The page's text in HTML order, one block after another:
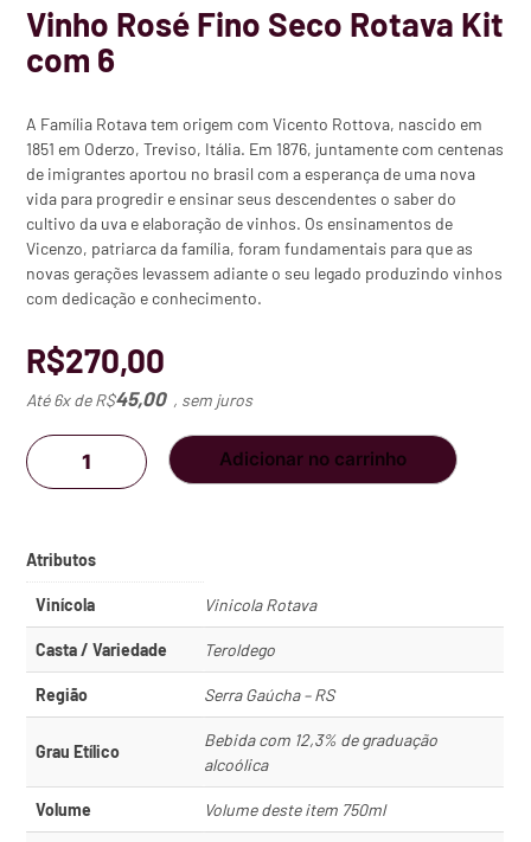
Vinho Rosé Fino Seco Rotava Kit
com 6
R$270,00
Até 6x deR$45,00 , sem juros
A Família Rotava tem origem com Vicento Rottova, nascido em
1851 em Oderzo, Treviso, Itália. Em 1876, juntamente com centenas
de imigrantes aportou no brasil com a esperança de uma nova
vida para progredir e ensinar seus descendentes o saber do
cultivo da uva e elaboração de vinhos. Os ensinamentos de
Vicenzo, patriarca da família, foram fundamentais para que as
novas gerações levassem adiante o seu legado produzindo vinhos
com dedicação e conhecimento.
Vinho
Rosé
Fino
com
Adicionar no carrinho
Vinícola Vinicola Rotava
Casta / Variedade Teroldego
Região Serra Gaúcha – RS
Grau Etílico
Bebida com 12,3% de graduação
alcoólica
Volume Volume deste item 750ml